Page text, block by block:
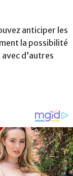
anticiper les
la possibilité
d’autres